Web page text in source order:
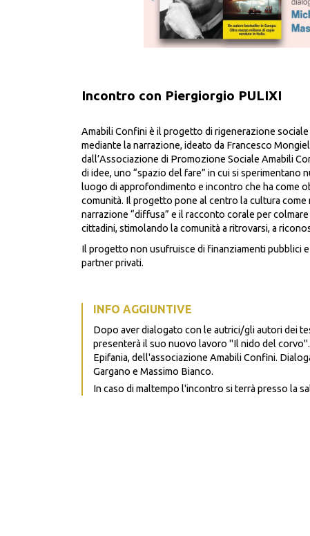
Incontro con Piergiorgio PULIXI
Amabili Confini è il progetto di rigenerazione
mediante la narrazione, ideato da Francesco
dall’Associazione di Promozione Sociale Amabili
di idee, uno “spazio del fare” in cui si sperimentano
luogo di approfondimento e incontro che ha come
comunità. Il progetto pone al centro la cultura
narrazione “diffusa” e il racconto corale per
cittadini, stimolando la comunità a ritrovarsi, a
Il progetto non usufruisce di finanziamenti pubblici
partner privati.
INFO AGGIUNTIVE
Dopo aver dialogato con le autrici/gli autori dei
presenterà il suo nuovo lavoro "Il nido del
Epifania, dell'associazione Amabili Confini.
Gargano e Massimo Bianco.
In caso di maltempo l'incontro si terrà presso la